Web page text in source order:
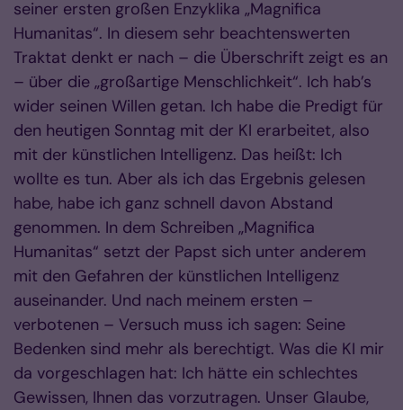
seiner ersten großen Enzyklika „Magnifica
Humanitas“. In diesem sehr beachtenswerten
Traktat denkt er nach – die Überschrift zeigt es an
– über die „großartige Menschlichkeit“. Ich hab’s
wider seinen Willen getan. Ich habe die Predigt für
den heutigen Sonntag mit der KI erarbeitet, also
mit der künstlichen Intelligenz. Das heißt: Ich
wollte es tun. Aber als ich das Ergebnis gelesen
habe, habe ich ganz schnell davon Abstand
genommen. In dem Schreiben „Magnifica
Humanitas“ setzt der Papst sich unter anderem
mit den Gefahren der künstlichen Intelligenz
auseinander. Und nach meinem ersten –
verbotenen – Versuch muss ich sagen: Seine
Bedenken sind mehr als berechtigt. Was die KI mir
da vorgeschlagen hat: Ich hätte ein schlechtes
Gewissen, Ihnen das vorzutragen. Unser Glaube,